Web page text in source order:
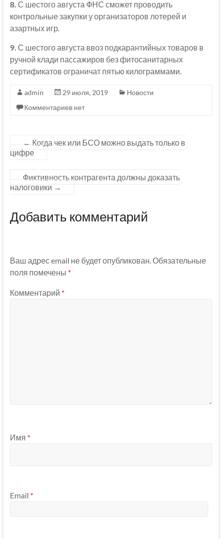
8. С шестого августа ФНС сможет проводить
контрольные закупки у организаторов лотерей и
азартных игр.
9. С шестого августа ввоз подкарантийных товаров в
ручной клади пассажиров без фитосанитарных
сертификатов ограничат пятью килограммами.
admin 29 июля, 2019
Новости
Комментариев нет
← Когда чек или БСО можно выдать только в
цифре
Фиктивность контрагента должны доказать
налоговики →
Добавить комментарий
Ваш адрес email не будет опубликован. Обязательные
поля помечены *
Комментарий *
Имя *
Email *